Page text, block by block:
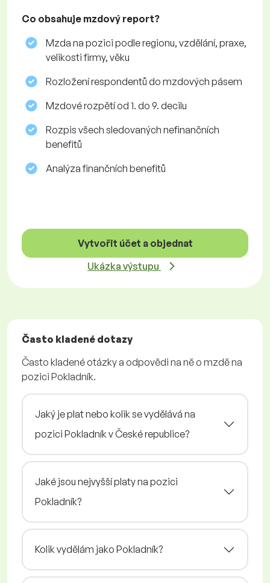
Co obsahuje mzdový report?
Mzda na pozici podle regionu, vzdělání, praxe,
velikosti firmy, věku
Rozložení respondentů do mzdových pásem
Mzdové rozpětí od 1. do 9. decilu
Rozpis všech sledovaných nefinančních
benefitů
Analýza finančních benefitů
Vytvořit účet a objednat
Ukázka výstupu
Často kladené dotazy
Často kladené otázky a odpovědi na ně o mzdě na
pozici Pokladník.
Jaký je plat nebo kolik se vydělává na
pozici Pokladník v České republice?
Jaké jsou nejvyšší platy na pozici
Pokladník?
Kolik vydělám jako Pokladník?